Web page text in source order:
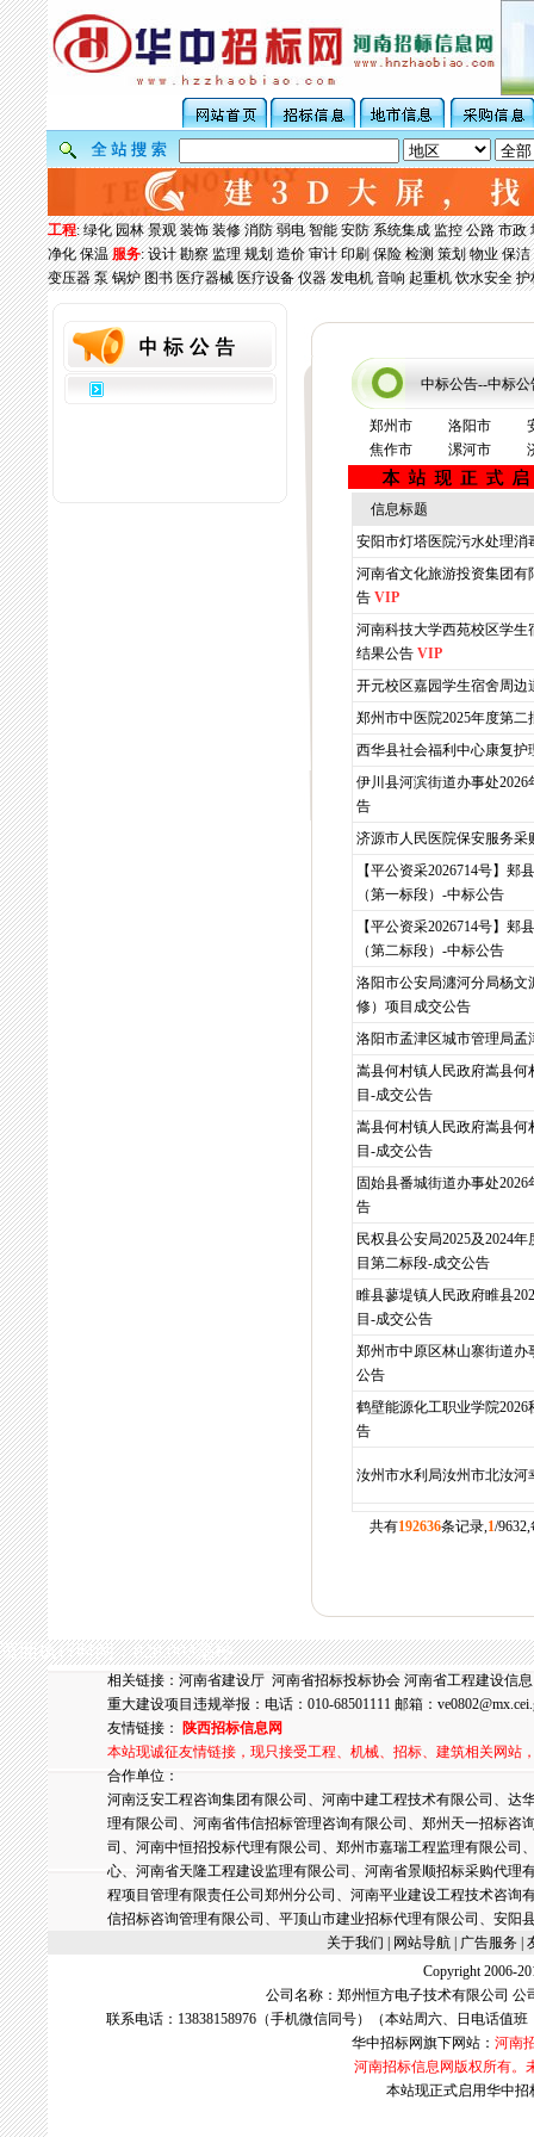
工程:绿化 园林 景观 装饰 装修 消防 弱电 智能 安防 系统集成 监控 公路 市政
净化 保温 服务:设计 勘察 监理 规划 造价 审计 印刷 保险 检测 策划 物业 保洁
变压器 泵 锅炉 图书 医疗器械 医疗设备 仪器 发电机 音响 起重机 饮水安全 护
中标公告--中标公
郑州市 洛阳市
焦作市
漯河市
信息标题
安阳市灯塔医院污水处理
河南省文化旅游投资集团
告VIP
河南科技大学西苑校区学生
结果公告VIP
开元校区嘉园学生宿舍周
郑州市中医院2025年度第
西华县社会福利中心康复
伊川县河滨街道办事处
告
济源市人民医院保安服务采
【平公资采2026714号】郏
（第一标段）-中标公告
【平公资采2026714号】郏
（第二标段）-中标公告
洛阳市公安局瀍河分局杨
修）项目成交公告
洛阳市孟津区城市管理局
嵩县何村镇人民政府嵩县
目-成交公告
嵩县何村镇人民政府嵩县
目-成交公告
固始县番城街道办事处
告
民权县公安局2025及2024
目第二标段-成交公告
睢县蓼堤镇人民政府睢县
目-成交公告
郑州市中原区林山寨街道
公告
鹤壁能源化工职业学院
告
汝州市水利局汝州市北汝
共有192636条记录,1/
页面执行时间：828.003毫秒
相关链接： 河南省建设厅 河南省招标投标协会 河南省工程建设信
重大建设项目违规举报：电话：010-68501111 邮箱：
友情链接：
陕西招标信息网
本站现诚征友情链接，现只接受工程、机械、招标、建筑相关网站
合作单位：
河南泛安工程咨询集团有限公司、河南中建工程技术有限公司、
理有限公司、河南省伟信招标管理咨询有限公司、郑州天一招标
司、河南中恒招投标代理有限公司、郑州市嘉瑞工程监理有限公
心、河南省天隆工程建设监理有限公司、河南省景顺招标采购代
程项目管理有限责任公司郑州分公司、河南平业建设工程技术咨
信招标咨询管理有限公司、平顶山市建业招标代理有限公司、安阳
关于我们 | 网站导航 | 广告服务 |
Copyright 2006-
公司名称：郑州恒方电子技术有限公司
联系电话：13838158976（手机微信同号）（本站周六、日电话值
华中招标网旗下网站： 河南
河南招标信息网版权所有。
本站现正式启用华中招